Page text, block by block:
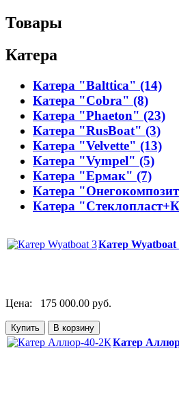
Товары
Катера
Катера "Balttica" (14)
Катера "Cobra" (8)
Катера "Phaeton" (23)
Катера "RusBoat" (3)
Катера "Velvette" (13)
Катера "Vympel" (5)
Катера "Ермак" (7)
Катера
Катера
Катер Wyatboat
Цена: 175 000.00 руб.
Катер